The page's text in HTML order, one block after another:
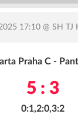
17:10 @ SH TJ
Praha C -
5 : 3
0:1,2:0,3:2